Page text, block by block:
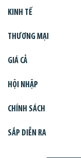
KINH TẾ
THƯƠNG MẠI
GIÁ CẢ
HỘI NHẬP
CHÍNH SÁCH
SẮP DIỄN RA